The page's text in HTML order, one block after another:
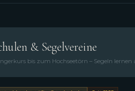
& Segelvereine
bis zum Hochseetörn – Segeln lernen